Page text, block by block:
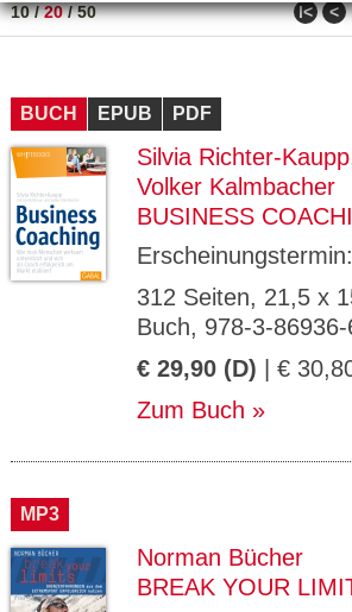
10/20/50 ǀ< <
BUCH EPUB PDF
Silvia Richter-Kaupp
Volker Kalmbacher
BUSINESS
Erscheinungstermin:
312 Seiten, 21,5 x
Buch, 978-3-
€ 29,90 (D) | €
Zum Buch
MP3
Norman Bücher
BREAK YOUR
Name Zweck
ESSION
_ID
verlag.
de
Session verwendet
GV_CO
OKIES
gabal-
verlag.
Speichert den
Benutzers für Cookies auf
Domäne.